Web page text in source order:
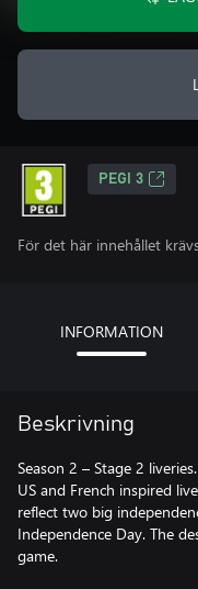
PEGI 3
För det här innehållet
INFORMATION
Beskrivning
Season 2 – Stage 2
US and French inspired
reflect two big
Independence Day. The
game.